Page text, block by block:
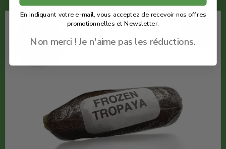
En indiquant votre e-mail, vous acceptez de recevoir nos offres
promotionnelles et Newsletter.
Non merci ! Je n'aime pas les réductions.